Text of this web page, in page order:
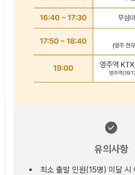
유의사항
최소 출발 인원(15명) 미달 시